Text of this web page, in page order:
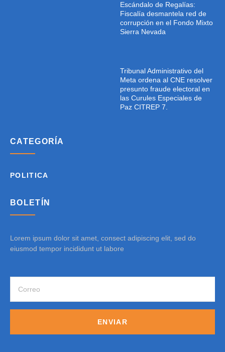
Escándalo de Regalías:
Fiscalía desmantela red de
corrupción en el Fondo Mixto
Sierra Nevada
Tribunal Administrativo del
Meta ordena al CNE resolver
presunto fraude electoral en
las Curules Especiales de
Paz CITREP 7.
CATEGORÍA
POLITICA
BOLETÍN
Lorem ipsum dolor sit amet, consect adipiscing elit, sed do
eiusmod tempor incididunt ut labore
ENVIAR